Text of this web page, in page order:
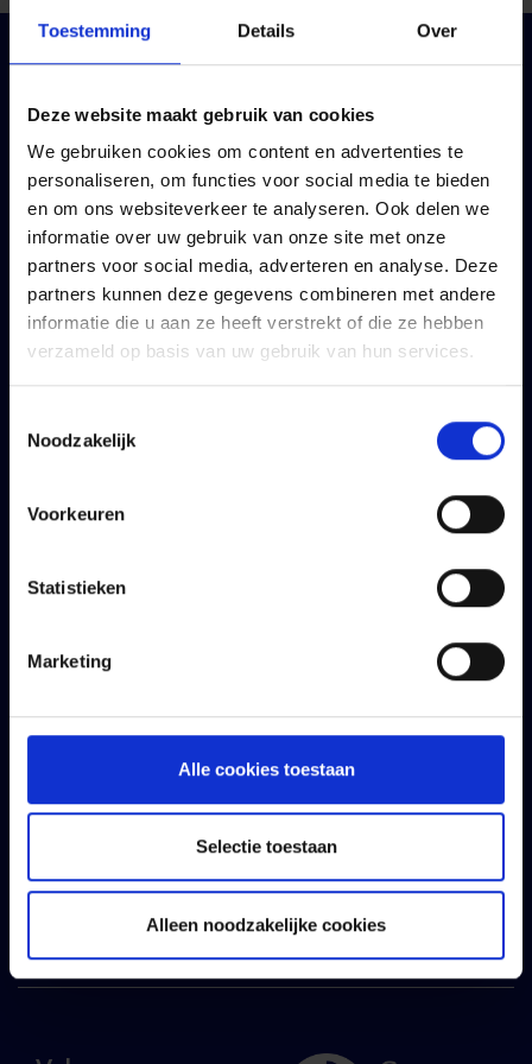
Toestemming Details Over
Deze website maakt gebruik van cookies
We gebruiken cookies om content en advertenties te
personaliseren, om functies voor social media te bieden
en om ons websiteverkeer te analyseren. Ook delen we
informatie over uw gebruik van onze site met onze
partners voor social media, adverteren en analyse. Deze
partners kunnen deze gegevens combineren met andere
informatie die u aan ze heeft verstrekt of die ze hebben
verzameld op basis van uw gebruik van hun services.
Noodzakelijk
Voorkeuren
Statistieken
Marketing
Alle cookies toestaan
Selectie toestaan
Alleen noodzakelijke cookies
Particulier
Uw mobiliteit
Uw woning
Uw gezin
Uw sparen en beleggen
Uw levensverzekering
Algemene
voorwaarden
Blog
Professioneel
Uw mobiliteit
Uw bedrijf
Uw personeel
Uw inkomen
Uw pensioen
Uw sparen en beleggen
Uw levensverzekering
Vivium
Vind een makelaar
Verhuisd?
Klachtenmanagement
Over ons